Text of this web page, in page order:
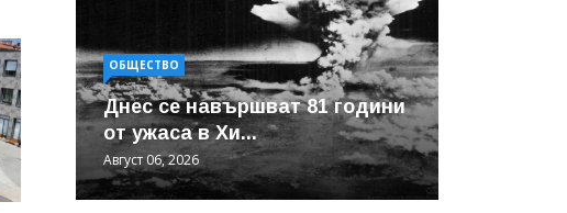
ОБЩЕСТВО
Днес се навършват 81 години
от ужаса в Хи...
Август 06, 2026